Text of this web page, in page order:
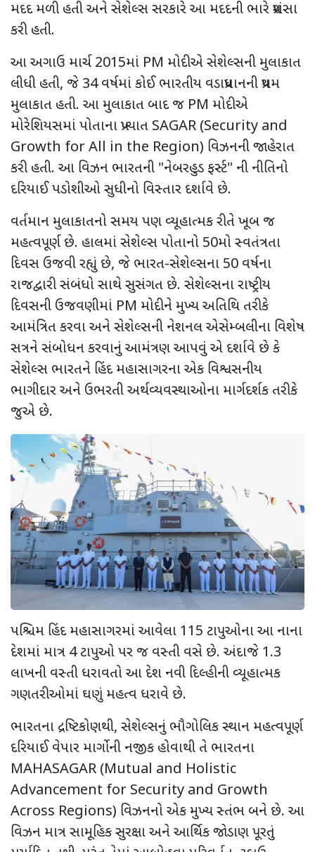
મદદ મળી હતી અને સેશેલ્સ સરકારે આ મદદની ભારે પ્રશંસા
કરી હતી.
આ અગાઉ માર્ચ 2015માં PM મોદીએ સેશેલ્સની મુલાકાત
લીધી હતી, જે 34 વર્ષમાં કોઈ ભારતીય વડાપ્રધાનની પ્રથમ
મુલાકાત હતી. આ મુલાકાત બાદ જ PM મોદીએ
મોરેશિયસમાં પોતાના પ્રખ્યાત SAGAR (Security and
Growth for All in the Region) વિઝનની જાહેરાત
કરી હતી. આ વિઝન ભારતની "નેબરહુડ ફર્સ્ટ" ની નીતિનો
દરિયાઈ પડોશીઓ સુધીનો વિસ્તાર દર્શાવે છે.
વર્તમાન મુલાકાતનો સમય પણ વ્યૂહાત્મક રીતે ખૂબ જ
મહત્વપૂર્ણ છે. હાલમાં સેશેલ્સ પોતાનો 50મો સ્વતંત્રતા
દિવસ ઉજવી રહ્યું છે, જે ભારત-સેશેલ્સના 50 વર્ષના
રાજદ્વારી સંબંધો સાથે સુસંગત છે. સેશેલ્સના રાષ્ટ્રીય
દિવસની ઉજવણીમાં PM મોદીને મુખ્ય અતિથિ તરીકે
આમંત્રિત કરવા અને સેશેલ્સની નેશનલ એસેમ્બલીના વિશેષ
સત્રને સંબોધન કરવાનું આમંત્રણ આપવું એ દર્શાવે છે કે
સેશેલ્સ ભારતને હિંદ મહાસાગરના એક વિશ્વસનીય
ભાગીદાર અને ઉભરતી અર્થવ્યવસ્થાઓના માર્ગદર્શક તરીકે
જુએ છે.
પશ્ચિમ હિંદ મહાસાગરમાં આવેલા 115 ટાપુઓના આ નાના
દેશમાં માત્ર 4 ટાપુઓ પર જ વસ્તી વસે છે. અંદાજે 1.3
લાખની વસ્તી ધરાવતો આ દેશ નવી દિલ્હીની વ્યૂહાત્મક
ગણતરીઓમાં ઘણું મહત્વ ધરાવે છે.
ભારતના દ્રષ્ટિકોણથી, સેશેલ્સનું ભૌગોલિક સ્થાન મહત્વપૂર્ણ
દરિયાઈ વેપાર માર્ગોની નજીક હોવાથી તે ભારતના
MAHASAGAR (Mutual and Holistic
Advancement for Security and Growth
Across Regions) વિઝનનો એક મુખ્ય સ્તંભ બને છે. આ
વિઝન માત્ર સામૂહિક સુરક્ષા અને આર્થિક જોડાણ પૂરતું